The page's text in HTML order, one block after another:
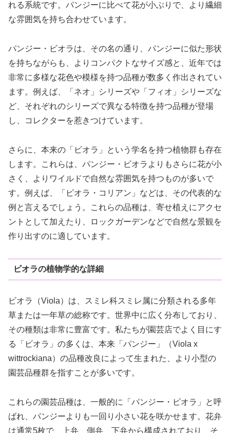
れる系統です。パンジーに比べて花が小ぶりで、より繊細
な雰囲気を持ち合わせています。
パンジー・ビオラは、その名の通り、パンジーに似た形状
を持ちながらも、よりコンパクトなサイズ感と、近年では
非常に多様な花色や模様を持つ品種が数多く作出されてい
ます。例えば、「ネオ」シリーズや「フィオ」シリーズな
ど、それぞれのシリーズで異なる特徴を持つ品種が登場
し、コレクターを惹きつけています。
さらに、本来の「ビオラ」という学名を持つ植物群も存在
します。これらは、パンジー・ビオラよりもさらに花が小
さく、よりワイルドで自然な雰囲気を持つものが多いで
す。例えば、「ビオラ・コリアン」などは、その代表的な
例と言えるでしょう。これらの品種は、寄せ植えにアクセ
ントとして加えたり、ロックガーデンなどで自然な景観を
作り出すのに適しています。
ビオラの植物学的な詳細
ビオラ（Viola）は、スミレ科スミレ属に分類される多年
草または一年草の総称です。世界中に広く分布しており、
その種類は非常に豊富です。私たちが園芸店でよく目にす
る「ビオラ」の多くは、本来「パンジー」（Viola x
wittrockiana）の品種改良によって生まれた、より小型の
園芸品種群を指すことが多いです。
これらの園芸品種は、一般的に「パンジー・ビオラ」と呼
ばれ、パンジーよりも一回り小さい花を咲かせます。花弁
は通常5枚で、上弁、側弁、下弁から構成されており、そ